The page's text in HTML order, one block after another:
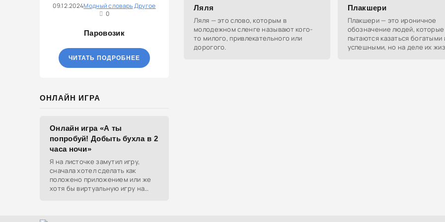
09.12.2024Модный словарьДругое
0
Паровозик
ЧИТАТЬ ПОДРОБНЕЕ
ОНЛАЙН ИГРА
Онлайн игра «А ты
попробуй! Добыть бухла в 2
часа ночи»
Я на листочке замутил игру,
сначала хотел сделать как
положено приложением или же
хотя бы виртуальную игру на
Ляля
Ляля — это слово, которым в
молодежном сленге называют кого-
то милого, привлекательного или
дорогого.
Плакшери
Плакшери — это ироничное
обозначение людей, которые
пытаются казаться богатыми
успешными, но на деле их